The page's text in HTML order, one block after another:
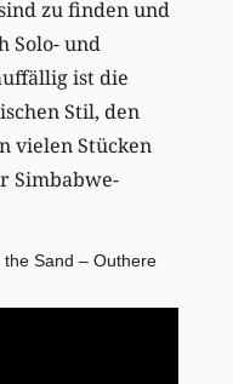
zu finden und
Solo- und
ist die
Stil, den
vielen Stücken
Simbabwe-
Sand – Outhere